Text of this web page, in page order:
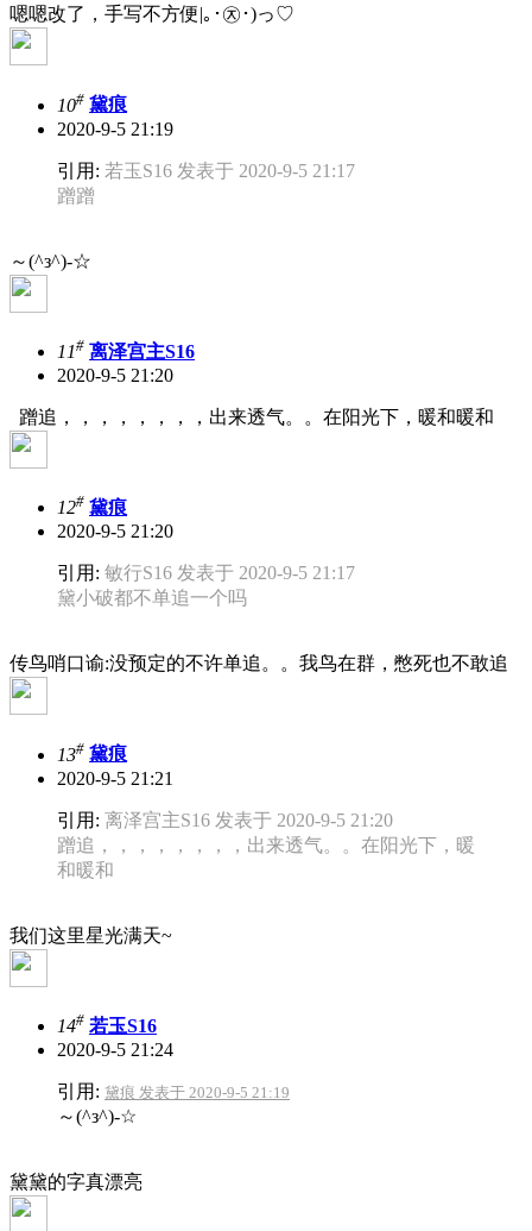
嗯嗯改了，手写不方便|｡･㉨･)っ♡
10# 黛痕
2020-9-5 21:19
引用: 若玉S16 发表于 2020-9-5 21:17
蹭蹭
～(^з^)-☆
11# 离泽宫主S16
2020-9-5 21:20
蹭追，，，，，，，，出来透气。。在阳光下，暖和暖和
12# 黛痕
2020-9-5 21:20
引用: 敏行S16 发表于 2020-9-5 21:17
黛小破都不单追一个吗
传鸟哨口谕:没预定的不许单追。。我鸟在群，憋死也不敢追
13# 黛痕
2020-9-5 21:21
引用: 离泽宫主S16 发表于 2020-9-5 21:20
蹭追，，，，，，，，出来透气。。在阳光下，暖
和暖和
我们这里星光满天~
14# 若玉S16
2020-9-5 21:24
引用: 黛痕 发表于 2020-9-5 21:19
～(^з^)-☆
黛黛的字真漂亮